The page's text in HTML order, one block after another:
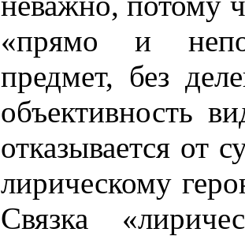
«прямо и
предмет, без
объективность
отказывается от
лирическому
Связка